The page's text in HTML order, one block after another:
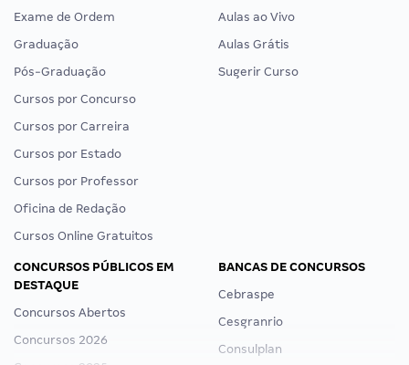
Exame de Ordem
Graduação
Pós-Graduação
Cursos por Concurso
Cursos por Carreira
Cursos por Estado
Cursos por Professor
Oficina de Redação
Cursos Online Gratuitos
Aulas ao Vivo
Aulas Grátis
Sugerir Curso
CONCURSOS PÚBLICOS EM
DESTAQUE
Concursos Abertos
Concursos 2026
BANCAS DE CONCURSOS
Cebraspe
Cesgranrio
Consulplan